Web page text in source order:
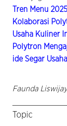
Tren Menu
Kolaborasi
Usaha Kuliner
Polytron
ide Segar
Faunda
Topic